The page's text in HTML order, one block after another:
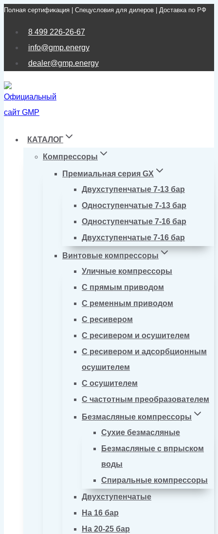
Перейти
Полная сертификация | Спецусловия для дилеров | Доставка по РФ
8 499 226-26-67
info@gmp.energy
dealer@gmp.energy
КАТАЛОГ
Компрессоры
Премиальная серия GX
Двухступенчатые 7-13 бар
Одноступенчатые 7-13 бар
Одноступенчатые 7-16 бар
Двухступенчатые 7-16 бар
Винтовые компрессоры
Уличные компрессоры
С прямым приводом
С ременным приводом
С ресивером
С ресивером и осушителем
С ресивером и адсорбционным
осушителем
С осушителем
С частотным преобразователем
Безмасляные компрессоры
Сухие безмасляные
Безмасляные с впрыском
воды
Спиральные компрессоры
Двухступенчатые
На 16 бар
На 20-25 бар